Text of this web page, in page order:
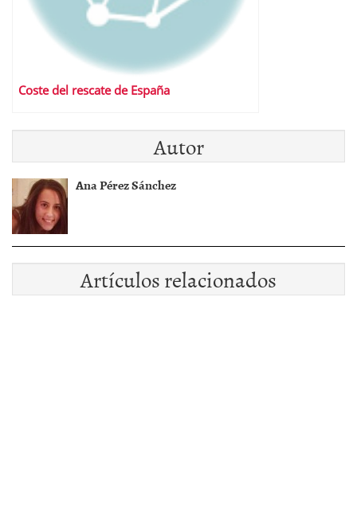
Coste del rescate de España
Autor
Ana Pérez Sánchez
Artículos relacionados